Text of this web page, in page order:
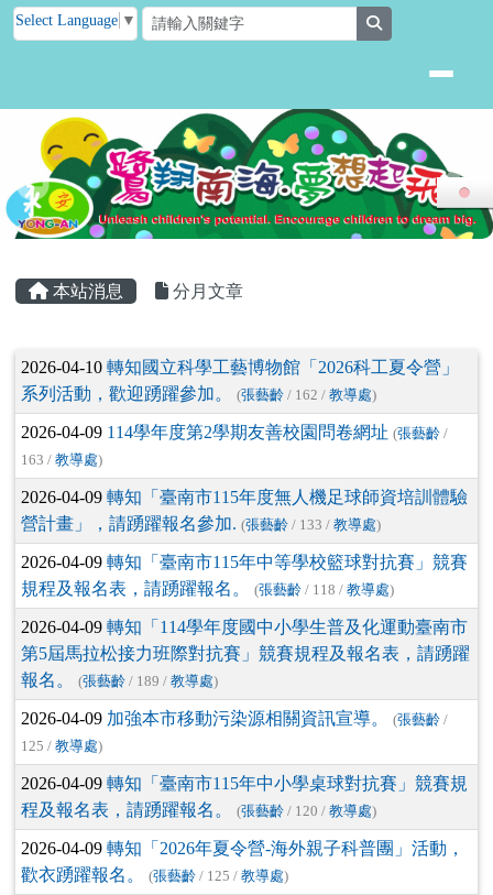
跳至主內容區
臺南市後壁區永安國小
Select Language ▼
本站消息 分月文章
文章列表
2026-04-10 轉知國立科學工藝博物館「2026科工夏令營」
系列活動，歡迎踴躍參加。
(張藝齡 / 162 / 教導處)
2026-04-09 114學年度第2學期友善校園問卷網址 (張藝齡 /
163 / 教導處)
2026-04-09 轉知「臺南市115年度無人機足球師資培訓體驗
營計畫」，請踴躍報名參加. (張藝齡 / 133 / 教導處)
2026-04-09 轉知「臺南市115年中等學校籃球對抗賽」競賽
規程及報名表，請踴躍報名。
(張藝齡 / 118 / 教導處)
2026-04-09 轉知「114學年度國中小學生普及化運動臺南市
第5屆馬拉松接力班際對抗賽」競賽規程及報名表，請踴躍
報名。
(張藝齡 / 189 / 教導處)
2026-04-09 加強本市移動污染源相關資訊宣導。 (張藝齡 /
125 / 教導處)
2026-04-09 轉知「臺南市115年中小學桌球對抗賽」競賽規
程及報名表，請踴躍報名。
(張藝齡 / 120 / 教導處)
2026-04-09 轉知「2026年夏令營-海外親子科普團」活動，
歡衣踴躍報名。
(張藝齡 / 125 / 教導處)